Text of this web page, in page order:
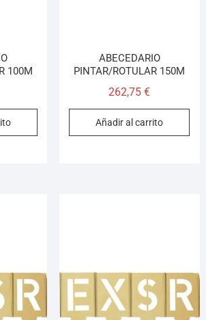
100M
ABECEDARIO
PINTAR/ROTULAR 150M
262,75€
Añadir al carrito